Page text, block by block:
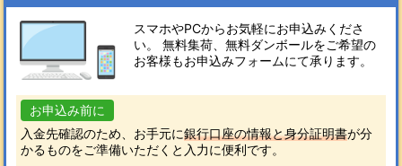
スマホやPCからお気軽にお申込みくださ
い。 無料集荷、無料ダンボールをご希望の
お客様もお申込みフォームにて承ります。
お申込み前に
入金先確認のため、お手元に銀行口座の情報と身分証明書が分
かるものをご準備いただくと入力に便利です。